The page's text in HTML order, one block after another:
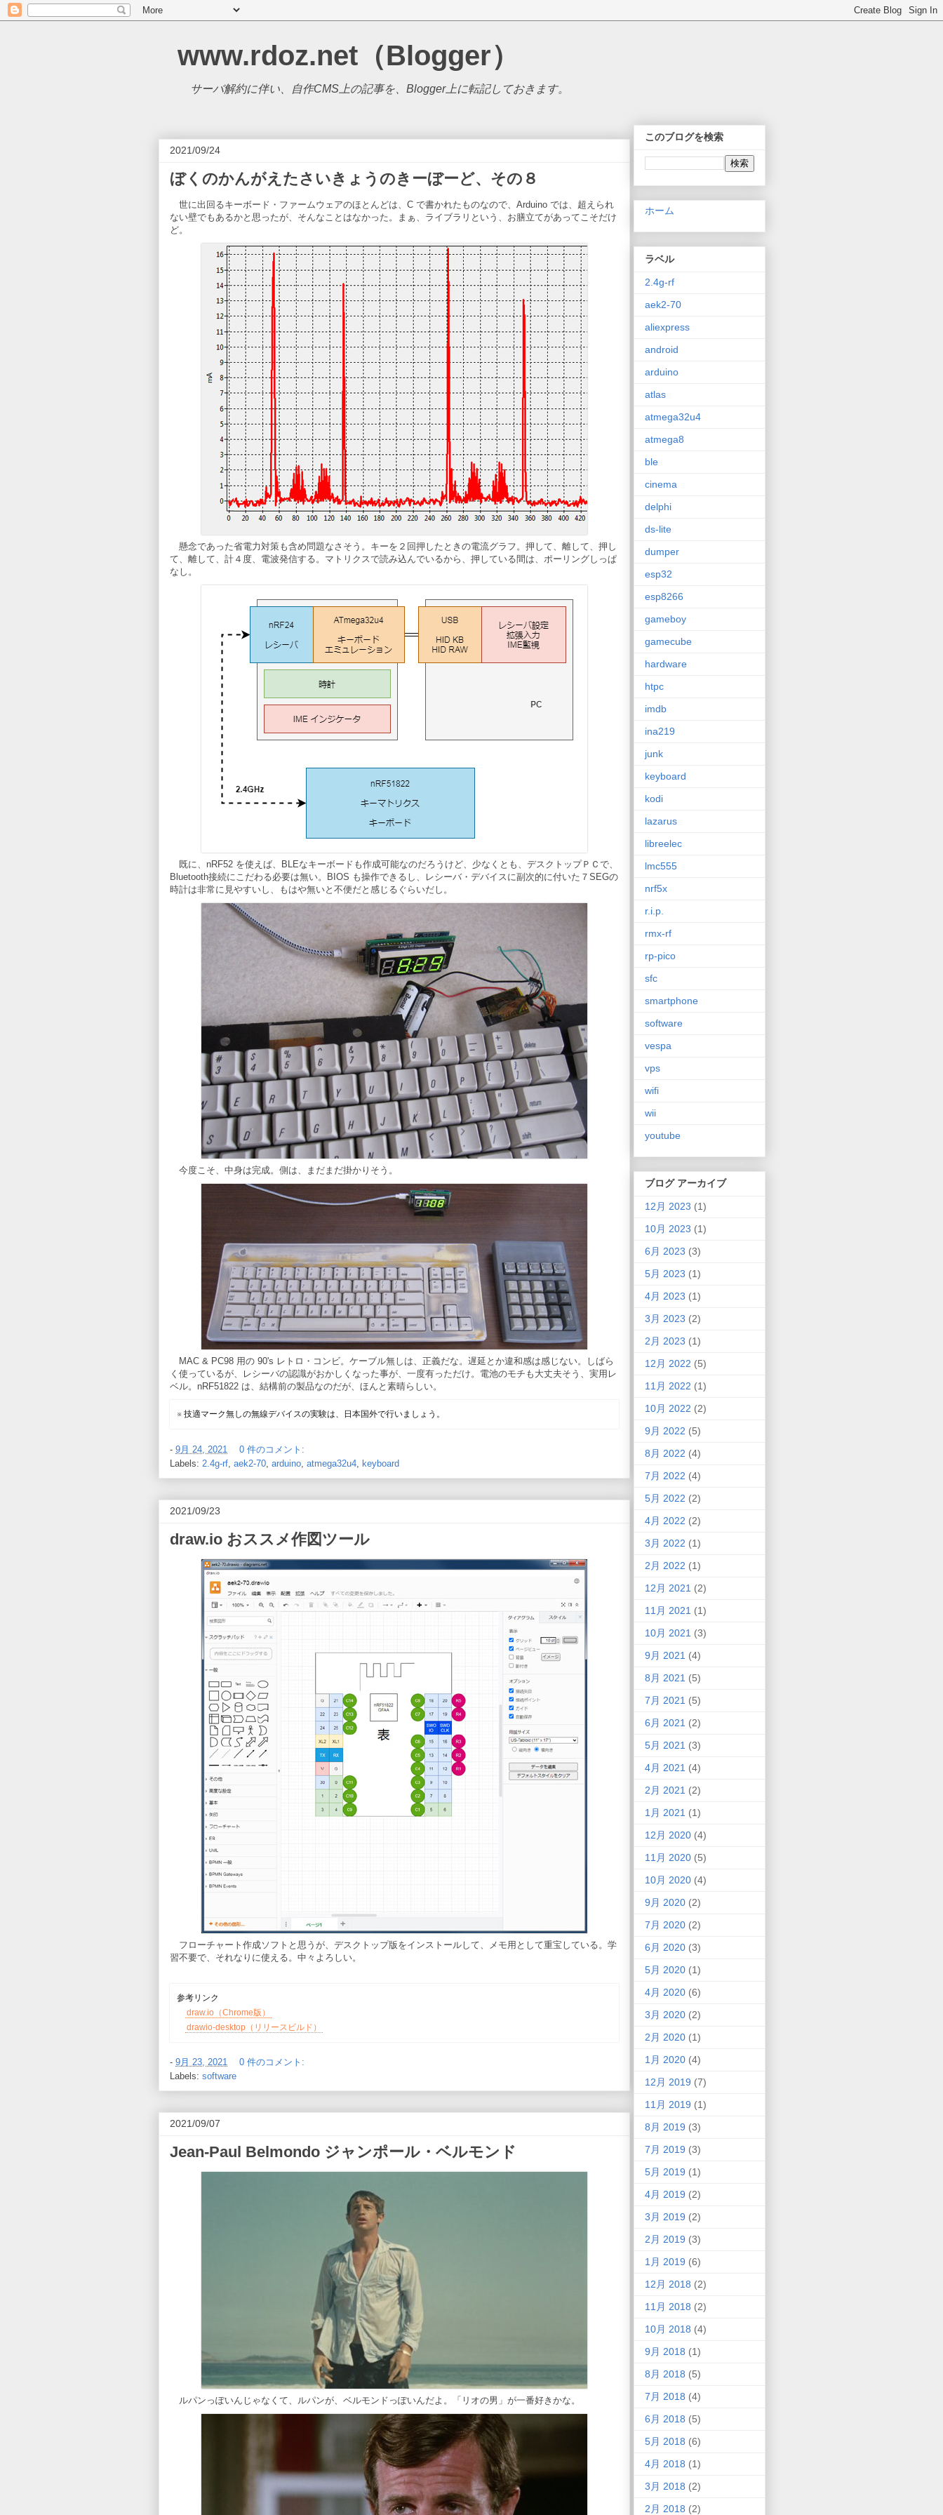
www.rdoz.net（Blogger）
サーバ解約に伴い、自作CMS上の記事を、Blogger上に転記しておきます。
2021/09/24
ぼくのかんがえたさいきょうのきーぼーど、その８
世に出回るキーボード・ファームウェアのほとんどは、C で書かれたものなので、Arduino では、超えられ
ない壁でもあるかと思ったが、そんなことはなかった。まぁ、ライブラリという、お膳立てがあってこそだけ
ど。
懸念であった省電力対策も含め問題なさそう。キーを２回押したときの電流グラフ。押して、離して、押し
て、離して、計４度、電波発信する。マトリクスで読み込んでいるから、押している間は、ポーリングしっぱ
なし。
既に、nRF52 を使えば、BLEなキーボードも作成可能なのだろうけど、少なくとも、デスクトップＰＣで、
Bluetooth接続にこだわる必要は無い。BIOS も操作できるし、レシーバ・デバイスに副次的に付いた７SEGの
時計は非常に見やすいし、もはや無いと不便だと感じるぐらいだし。
今度こそ、中身は完成。側は、まだまだ掛かりそう。
MAC & PC98 用の 90's レトロ・コンビ。ケーブル無しは、正義だな。遅延とか違和感は感じない。しばら
く使っているが、レシーバの認識がおかしくなった事が、一度有っただけ。電池のモチも大丈夫そう、実用レ
ベル。nRF51822 は、結構前の製品なのだが、ほんと素晴らしい。
※ 技適マーク無しの無線デバイスの実験は、日本国外で行いましょう。
- 9月 24, 2021
0 件のコメント:
Labels: 2.4g-rf aek2-70 arduino atmega32u4 keyboard
2021/09/23
draw.io おススメ作図ツール
フローチャート作成ソフトと思うが、デスクトップ版をインストールして、メモ用として重宝している。学
習不要で、それなりに使える。中々よろしい。
参考リンク
draw.io（Chrome版）
drawio-desktop（リリースビルド）
- 9月 23, 2021
0 件のコメント:
Labels: software
2021/09/07
Jean-Paul Belmondo ジャンポール・ベルモンド
ルパンっぽいんじゃなくて、ルパンが、ベルモンドっぽいんだよ。「リオの男」が一番好きかな。
このブログを検索
ホーム
ラベル
2.4g-rf
aek2-70
aliexpress
android
arduino
atlas
atmega32u4
atmega8
ble
cinema
delphi
ds-lite
dumper
esp32
esp8266
gameboy
gamecube
hardware
htpc
imdb
ina219
junk
keyboard
kodi
lazarus
libreelec
lmc555
nrf5x
r.i.p.
rmx-rf
rp-pico
sfc
smartphone
software
vespa
vps
wifi
wii
youtube
ブログ アーカイブ
12月 2023 (1)
10月 2023 (1)
6月 2023 (3)
5月 2023 (1)
4月 2023 (1)
3月 2023 (2)
2月 2023 (1)
12月 2022 (5)
11月 2022 (1)
10月 2022 (2)
9月 2022 (5)
8月 2022 (4)
7月 2022 (4)
5月 2022 (2)
4月 2022 (2)
3月 2022 (1)
2月 2022 (1)
12月 2021 (2)
11月 2021 (1)
10月 2021 (3)
9月 2021 (4)
8月 2021 (5)
7月 2021 (5)
6月 2021 (2)
5月 2021 (3)
4月 2021 (4)
2月 2021 (2)
1月 2021 (1)
12月 2020 (4)
11月 2020 (5)
10月 2020 (4)
9月 2020 (2)
7月 2020 (2)
6月 2020 (3)
5月 2020 (1)
4月 2020 (6)
3月 2020 (2)
2月 2020 (1)
1月 2020 (4)
12月 2019 (7)
11月 2019 (1)
8月 2019 (3)
7月 2019 (3)
5月 2019 (1)
4月 2019 (2)
3月 2019 (2)
2月 2019 (3)
1月 2019 (6)
12月 2018 (2)
11月 2018 (2)
10月 2018 (4)
9月 2018 (1)
8月 2018 (5)
7月 2018 (4)
6月 2018 (5)
5月 2018 (6)
4月 2018 (1)
3月 2018 (2)
2月 2018 (2)